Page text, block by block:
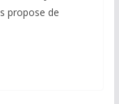
propose de